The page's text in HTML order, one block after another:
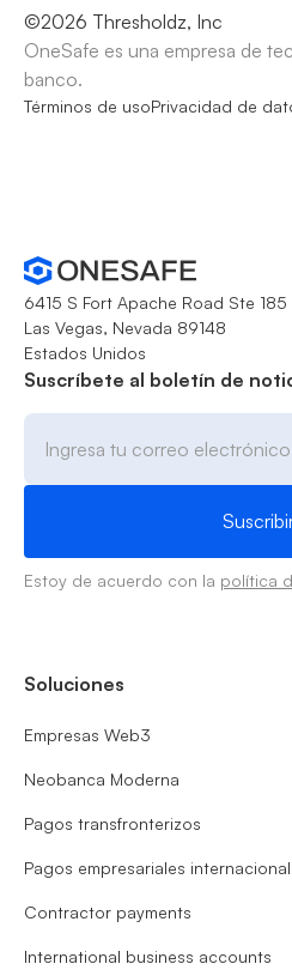
©2026 Thresholdz, Inc
OneSafe es una empresa de
banco.
Términos de usoPrivacidad de
6415 S Fort Apache Road Ste 185
Las Vegas, Nevada 89148
Estados Unidos
Suscríbete al boletín de
Estoy de acuerdo con la política
Soluciones
Empresas Web3
Neobanca Moderna
Pagos transfronterizos
Pagos empresariales
Contractor payments
International business accounts